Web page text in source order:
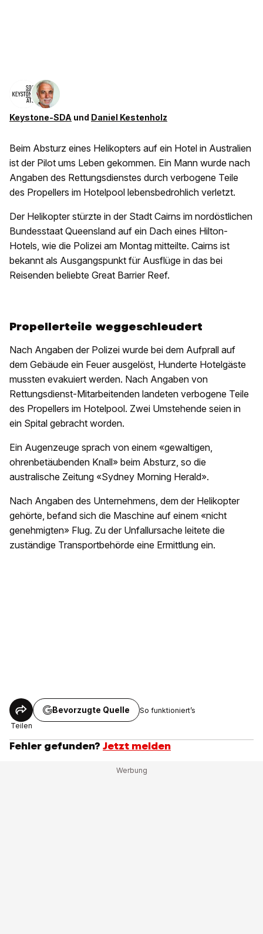
Keystone-SDA und Daniel Kestenholz
Beim Absturz eines Helikopters auf ein Hotel in Australien
ist der Pilot ums Leben gekommen. Ein Mann wurde nach
Angaben des Rettungsdienstes durch verbogene Teile
des Propellers im Hotelpool lebensbedrohlich verletzt.
Der Helikopter stürzte in der Stadt Cairns im nordöstlichen
Bundesstaat Queensland auf ein Dach eines Hilton-
Hotels, wie die Polizei am Montag mitteilte. Cairns ist
bekannt als Ausgangspunkt für Ausflüge in das bei
Reisenden beliebte Great Barrier Reef.
Propellerteile weggeschleudert
Nach Angaben der Polizei wurde bei dem Aufprall auf
dem Gebäude ein Feuer ausgelöst, Hunderte Hotelgäste
mussten evakuiert werden. Nach Angaben von
Rettungsdienst-Mitarbeitenden landeten verbogene Teile
des Propellers im Hotelpool. Zwei Umstehende seien in
ein Spital gebracht worden.
Ein Augenzeuge sprach von einem «gewaltigen,
ohrenbetäubenden Knall» beim Absturz, so die
australische Zeitung «Sydney Morning Herald».
Nach Angaben des Unternehmens, dem der Helikopter
gehörte, befand sich die Maschine auf einem «nicht
genehmigten» Flug. Zu der Unfallursache leitete die
zuständige Transportbehörde eine Ermittlung ein.
Teilen
Bevorzugte Quelle So funktioniert’s
Fehler gefunden? Jetzt melden